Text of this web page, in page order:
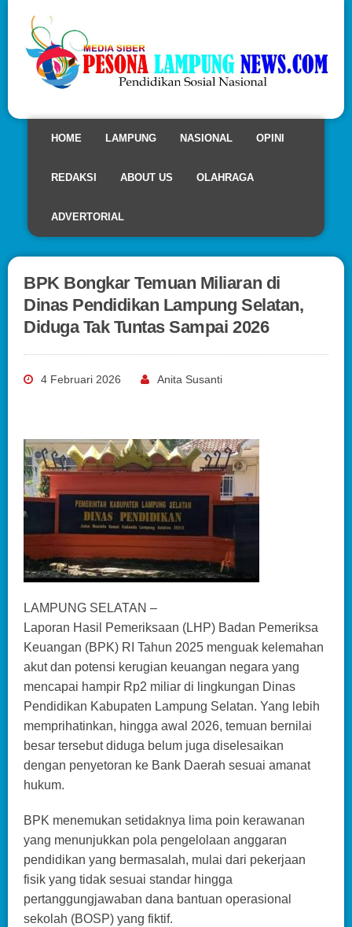
HOME LAMPUNG NASIONAL OPINI
REDAKSI ABOUT US OLAHRAGA
ADVERTORIAL
BPK Bongkar Temuan Miliaran di
Dinas Pendidikan Lampung Selatan,
Diduga Tak Tuntas Sampai 2026
4 Februari 2026 Anita Susanti
LAMPUNG SELATAN –
Laporan Hasil Pemeriksaan (LHP) Badan Pemeriksa
Keuangan (BPK) RI Tahun 2025 menguak kelemahan
akut dan potensi kerugian keuangan negara yang
mencapai hampir Rp2 miliar di lingkungan Dinas
Pendidikan Kabupaten Lampung Selatan. Yang lebih
memprihatinkan, hingga awal 2026, temuan bernilai
besar tersebut diduga belum juga diselesaikan
dengan penyetoran ke Bank Daerah sesuai amanat
hukum.
BPK menemukan setidaknya lima poin kerawanan
yang menunjukkan pola pengelolaan anggaran
pendidikan yang bermasalah, mulai dari pekerjaan
fisik yang tidak sesuai standar hingga
pertanggungjawaban dana bantuan operasional
sekolah (BOSP) yang fiktif.